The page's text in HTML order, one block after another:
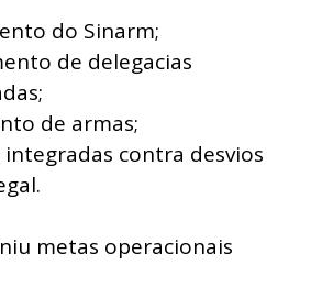
do Sinarm;
de delegacias
de armas;
integradas contra desvios
metas operacionais